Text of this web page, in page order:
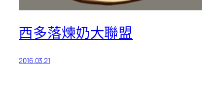
西多落煉奶大聯盟
2016.03.21